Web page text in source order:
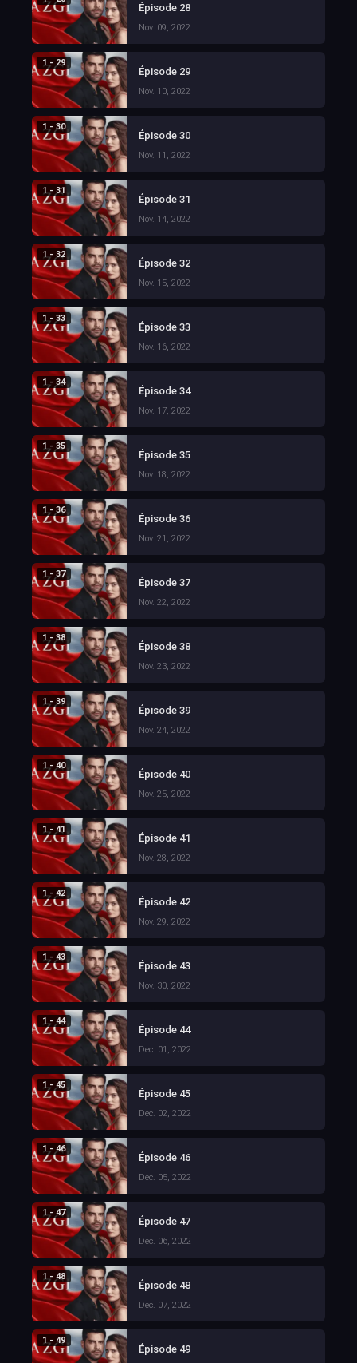
Épisode 28
Nov. 09, 2022
1 - 29
Épisode 29
Nov. 10, 2022
1 - 30
Épisode 30
Nov. 11, 2022
1 - 31
Épisode 31
Nov. 14, 2022
1 - 32
Épisode 32
Nov. 15, 2022
1 - 33
Épisode 33
Nov. 16, 2022
1 - 34
Épisode 34
Nov. 17, 2022
1 - 35
Épisode 35
Nov. 18, 2022
1 - 36
Épisode 36
Nov. 21, 2022
1 - 37
Épisode 37
Nov. 22, 2022
1 - 38
Épisode 38
Nov. 23, 2022
1 - 39
Épisode 39
Nov. 24, 2022
1 - 40
Épisode 40
Nov. 25, 2022
1 - 41
Épisode 41
Nov. 28, 2022
1 - 42
Épisode 42
Nov. 29, 2022
1 - 43
Épisode 43
Nov. 30, 2022
1 - 44
Épisode 44
Dec. 01, 2022
1 - 45
Épisode 45
Dec. 02, 2022
1 - 46
Épisode 46
Dec. 05, 2022
1 - 47
Épisode 47
Dec. 06, 2022
1 - 48
Épisode 48
Dec. 07, 2022
1 - 49
Épisode 49